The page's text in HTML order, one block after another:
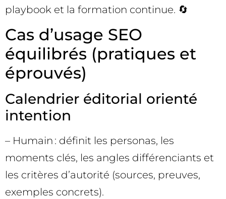
playbook et la formation continue. 🔄
Cas d’usage SEO
équilibrés (pratiques et
éprouvés)
Calendrier éditorial orienté
intention
– Humain : définit les personas, les
moments clés, les angles différenciants et
les critères d’autorité (sources, preuves,
exemples concrets).